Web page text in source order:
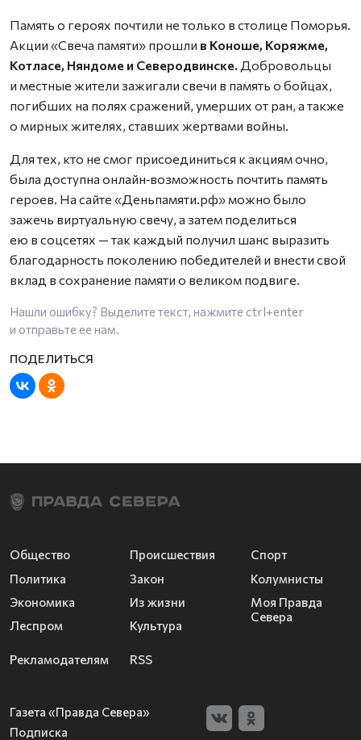
Память о героях почтили не только в столице Поморья.
Акции «Свеча памяти» прошли в Коноше, Коряжме,
Котласе, Няндоме и Северодвинске. Добровольцы
и местные жители зажигали свечи в память о бойцах,
погибших на полях сражений, умерших от ран, а также
о мирных жителях, ставших жертвами войны.
Для тех, кто не смог присоединиться к акциям очно,
была доступна онлайн‑возможность почтить память
героев. На сайте «Деньпамяти.рф» можно было
зажечь виртуальную свечу, а затем поделиться
ею в соцсетях — так каждый получил шанс выразить
благодарность поколению победителей и внести свой
вклад в сохранение памяти о великом подвиге.
Нашли ошибку? Выделите текст, нажмите ctrl+enter
и отправьте ее нам.
Общество
Политика
Экономика
Леспром
Происшествия
Закон
Из жизни
Культура
Спорт
Колумнисты
Моя Правда
Севера
Рекламодателям RSS
Газета «Правда Севера»
Подписка